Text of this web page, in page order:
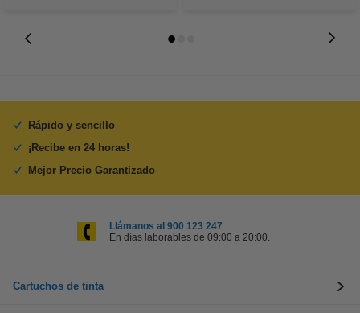
Rápido y sencillo
¡Recibe en 24 horas!
Mejor Precio Garantizado
Llámanos al 900 123 247
En días laborables de 09:00 a 20:00.
Cartuchos de tinta